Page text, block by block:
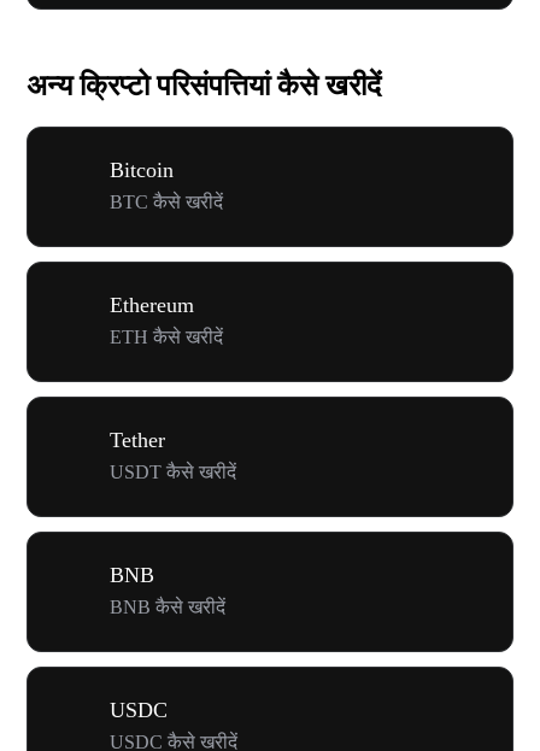
अन्य क्रिप्टो परिसंपत्तियां कैसे खरीदें
Bitcoin
BTC कैसे खरीदें
Ethereum
ETH कैसे खरीदें
Tether
USDT कैसे खरीदें
BNB
BNB कैसे खरीदें
USDC
USDC कैसे खरीदें